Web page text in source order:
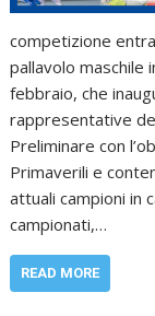
competizione
pallavolo maschile
febbraio, che
rappresentative
Preliminare con
Primaverili e
attuali campioni in
campionati,…
READ MORE